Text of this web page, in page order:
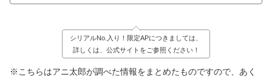
シリアルNo.入り！限定APにつきましては、
詳しくは、公式サイトをご参照ください！
※こちらはアニ太郎が調べた情報をまとめたものですので、あく